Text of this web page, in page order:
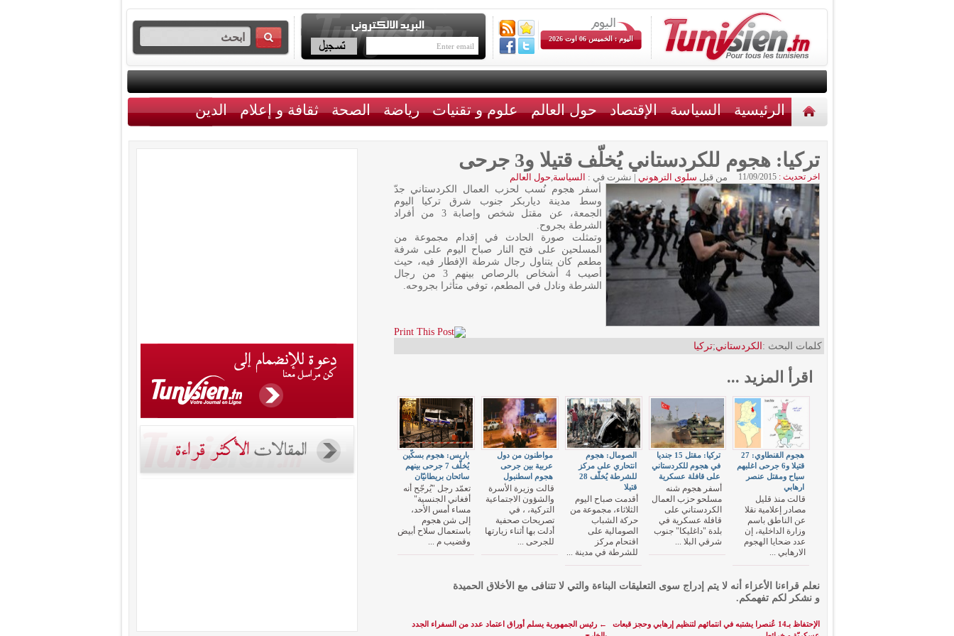
اليوم : الخميس 06 اوت 2026
الرئيسية السياسة الإقتصاد حول العالم علوم و تقنيات رياضة الصحة ثقافة و إعلام الدين
تركيا: هجوم للكردستاني يُخلّف قتيلا و3 جرحى
اخر تحديث : 11/09/2015 من قبل سلوى الترهوني | نشرت في : السياسة,حول العالم
أسفر هجوم نُسب لحزب العمال الكردستاني جدّ
وسط مدينة دياربكر جنوب شرق تركيا اليوم
الجمعة، عن مقتل شخص وإصابة 3 من أفراد
الشرطة بجروح.
وتمثلت صورة الحادث في إقدام مجموعة من
المسلحين على فتح النار صباح اليوم على شرفة
مطعم كان يتناول رجال شرطة الإفطار فيه، حيث
أصيب 4 أشخاص بالرصاص بينهم 3 من رجال
الشرطة ونادل في المطعم، توفي متأثرا بجروحه.
كلمات البحث : الكردستاني;تركيا
اقرأ المزيد ...
باريس: هجوم بسكّين
يُخلّف 7 جرحى بينهم
سائحان بريطانيّان
تعمّد رجل "يُرجّح أنه
أفغاني الجنسية"
مساء أمس الأحد،
إلى شن هجوم
باستعمال سلاح أبيض
وقضيب م ...
مواطنون من دول
عربية بين جرحى
هجوم اسطنبول
قالت وزيرة الأسرة
والشؤون الاجتماعية
التركية، ، في
تصريحات صحفية
أدلت بها أثناء زيارتها
للجرحى ...
الصومال: هجوم
انتحاري على مركز
للشرطة يُخلّف 28
قتيلا
أقدمت صباح اليوم
الثلاثاء، مجموعة من
حركة الشباب
الصومالية على
اقتحام مركز
للشرطة في مدينة ...
تركيا: مقتل 15 جنديا
في هجوم للكردستاني
على قافلة عسكرية
أسفر هجوم شنه
مسلحو حزب العمال
الكردستاني على
قافلة عسكرية في
بلدة "داغليكا" جنوب
شرقي البلا ...
هجوم القنطاوي: 27
قتيلا و6 جرحى اغلبهم
سياح ومقتل عنصر
ارهابي
قالت منذ قليل
مصادر إعلامية نقلا
عن الناطق باسم
وزارة الداخلية، إن
عدد ضحايا الهجوم
الارهابي ...
نعلم قراءنا الأعزاء أنه لا يتم إدراج سوى التعليقات البناءة والتي لا تتنافى مع الأخلاق الحميدة
و نشكر لكم تفهمكم.
← رئيس الجمهورية يسلم أوراق اعتماد عدد من السفراء الجدد
الإحتفاظ بـ14 عُنصرا يشتبه في انتمائهم لتنظيم إرهابي وحجز قبعات